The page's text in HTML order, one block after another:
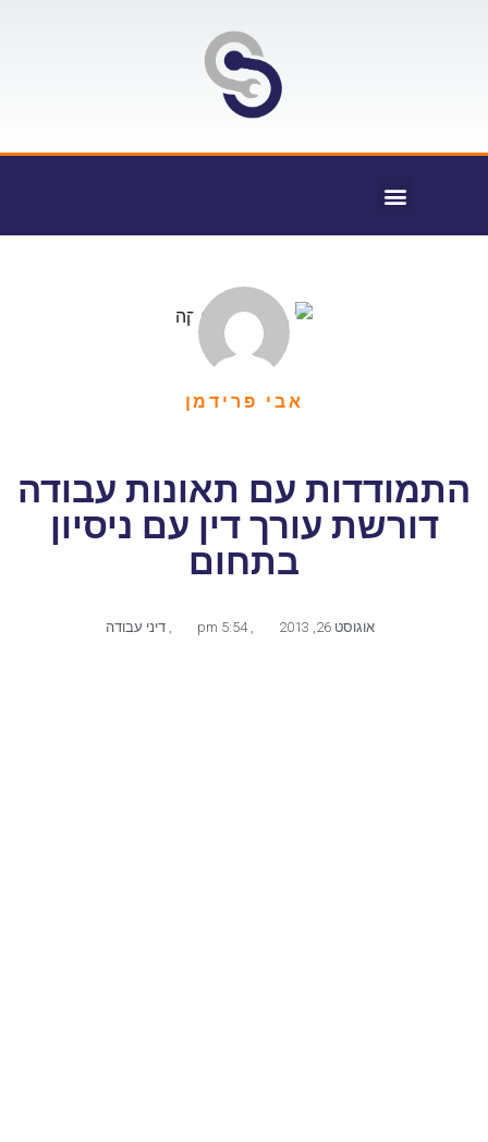
אבי פרידמן
התמודדות עם תאונות עבודה
דורשת עורך דין עם ניסיון
בתחום
אוגוסט 26, 2013 5:54 pm דיני עבודה